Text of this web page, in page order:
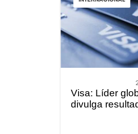
Visa: Líder
divulga